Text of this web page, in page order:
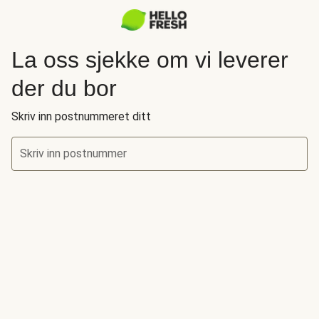
La oss sjekke om vi leverer
der du bor
Skriv inn postnummeret ditt
Skriv inn postnummer